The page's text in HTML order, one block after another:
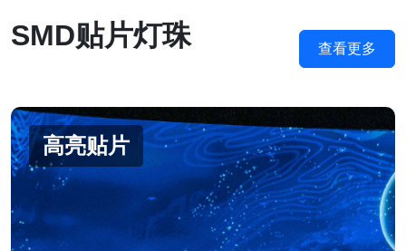
SMD贴片灯珠 查看更多
高亮贴片